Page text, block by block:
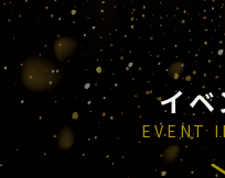
イ
EVENT